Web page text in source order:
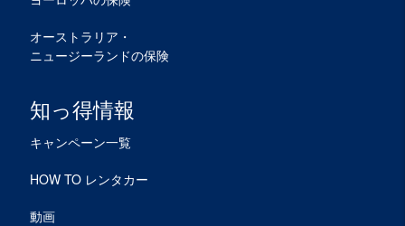
オーストラリア・
ニュージーランドの保険
知っ得情報
キャンペーン一覧
HOW TO レンタカー
動画